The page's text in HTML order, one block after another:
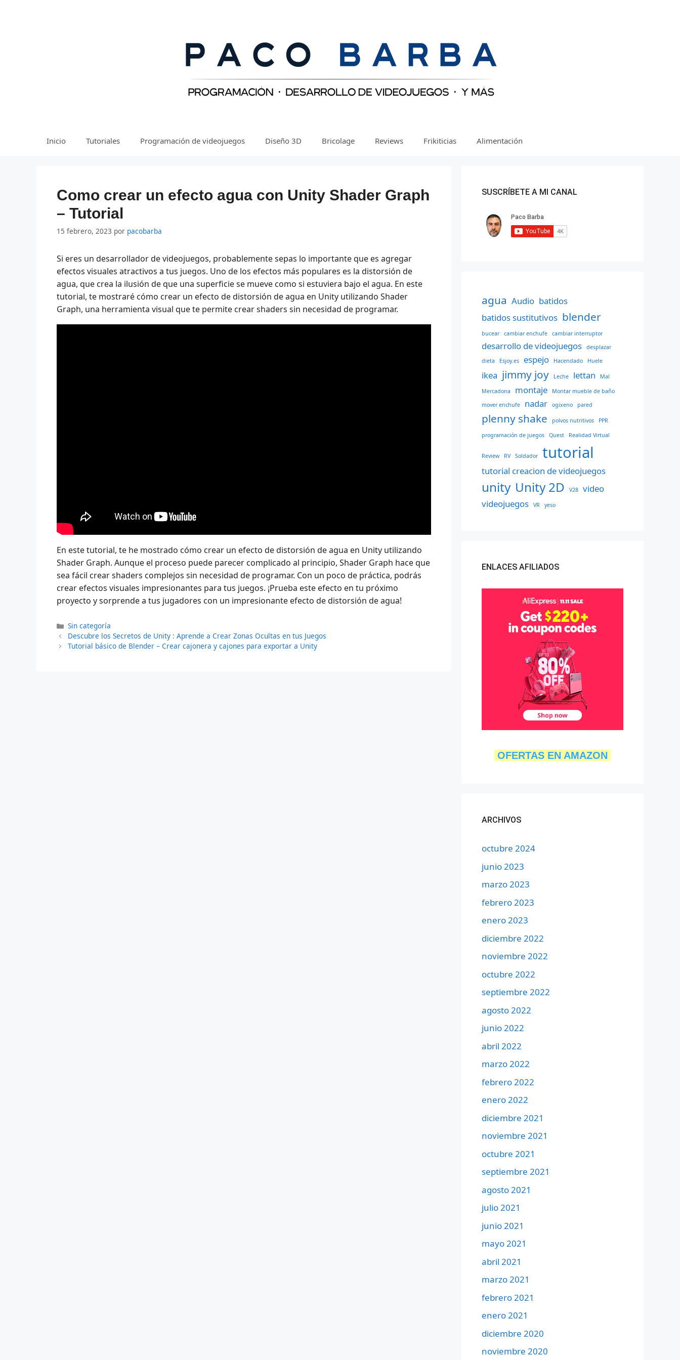
Inicio Tutoriales Programación de videojuegos Diseño 3D Bricolage Reviews Frikiticias Alimentación
Como crear un efecto agua con Unity Shader Graph
– Tutorial
15 febrero, 2023 por pacobarba
Si eres un desarrollador de videojuegos, probablemente sepas lo importante que es agregar
efectos visuales atractivos a tus juegos. Uno de los efectos más populares es la distorsión de
agua, que crea la ilusión de que una superficie se mueve como si estuviera bajo el agua. En este
tutorial, te mostraré cómo crear un efecto de distorsión de agua en Unity utilizando Shader
Graph, una herramienta visual que te permite crear shaders sin necesidad de programar.
En este tutorial, te he mostrado cómo crear un efecto de distorsión de agua en Unity utilizando
Shader Graph. Aunque el proceso puede parecer complicado al principio, Shader Graph hace que
sea fácil crear shaders complejos sin necesidad de programar. Con un poco de práctica, podrás
crear efectos visuales impresionantes para tus juegos. ¡Prueba este efecto en tu próximo
proyecto y sorprende a tus jugadores con un impresionante efecto de distorsión de agua!
Categorías
Sin categoría
Descubre los Secretos de Unity : Aprende a Crear Zonas Ocultas en tus Juegos
Tutorial básico de Blender – Crear cajonera y cajones para exportar a Unity
SUSCRÍBETE A MI CANAL
agua Audio batidos
batidos sustitutivos blender
bucear cambiar enchufe cambiar interruptor
desarrollo de videojuegos
desplazar
dieta
Esjoy.es espejo Hacendado Huele
ikea jimmy joy Leche lettan Mal
Mercadona montaje
Montar mueble de baño
mover enchufe
nadar ogixeno pared
plenny shake polvos nutritivos PPR
programación de juegos Quest Realidad Virtual
Review RV Soldador tutorial
tutorial creacion de videojuegos
unity Unity 2D V28
video
videojuegos
VR yeso
ENLACES AFILIADOS
OFERTAS EN AMAZON
ARCHIVOS
octubre 2024
junio 2023
marzo 2023
febrero 2023
enero 2023
diciembre 2022
noviembre 2022
octubre 2022
septiembre 2022
agosto 2022
junio 2022
abril 2022
marzo 2022
febrero 2022
enero 2022
diciembre 2021
noviembre 2021
octubre 2021
septiembre 2021
agosto 2021
julio 2021
junio 2021
mayo 2021
abril 2021
marzo 2021
febrero 2021
enero 2021
diciembre 2020
noviembre 2020